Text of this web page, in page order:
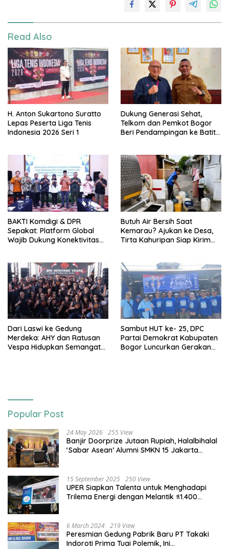
Read Also
H. Anton Sukartono Suratto
Lepas Peserta Liga Tenis
Indonesia 2026 Seri 1
Dukung Generasi Sehat,
Telkom dan Pemkot Bogor
Beri Pendampingan ke Batita
BAKTI Komdigi & DPR
Sepakat: Platform Global
Wajib Dukung Konektivitas
Butuh Air Bersih Saat
Kemarau? Ajukan ke Desa,
Tirta Kahuripan Siap Kirim
Dari Laswi ke Gedung
Merdeka: AHY dan Ratusan
Vespa Hidupkan Semangat
Sambut HUT ke- 25, DPC
Partai Demokrat Kabupaten
Bogor Luncurkan Gerakan
Popular Post
24 May 2026 255 View
Banjir Doorprize Jutaan Rupiah, Halalbihalal
‘Sabar Asean’ Alumni SMKN 15 Jakarta
15 September 2025 250 View
UPER Siapkan Talenta untuk Menghadapi
Trilema Energi dengan Melantik ±1.400
6 March 2024 219 View
Peresmian Gedung Pabrik Baru PT Takaki
Indoroti Prima Tuai Polemik, Ini